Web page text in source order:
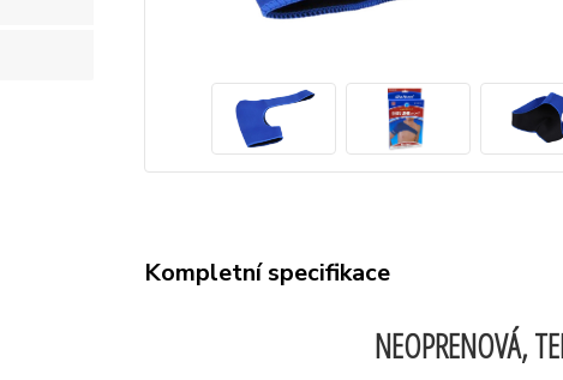
Kompletní specifikace
NEOPRENOVÁ,